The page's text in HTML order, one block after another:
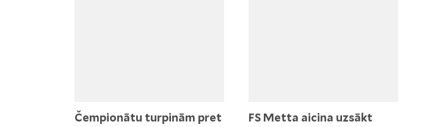
Čempionātu turpinām pret
FS Metta aicina uzsākt